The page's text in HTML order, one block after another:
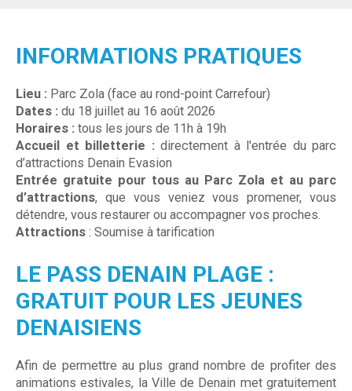
INFORMATIONS PRATIQUES
Lieu : Parc Zola (face au rond-point Carrefour)
Dates : du 18 juillet au 16 août 2026
Horaires : tous les jours de 11h à 19h
Accueil et billetterie : directement à l'entrée du parc
d’attractions Denain Evasion
Entrée gratuite pour tous au Parc Zola et au parc
d’attractions, que vous veniez vous promener, vous
détendre, vous restaurer ou accompagner vos proches.
Attractions : Soumise à tarification
LE PASS DENAIN PLAGE :
GRATUIT POUR LES JEUNES
DENAISIENS
Afin de permettre au plus grand nombre de profiter des
animations estivales, la Ville de Denain met gratuitement